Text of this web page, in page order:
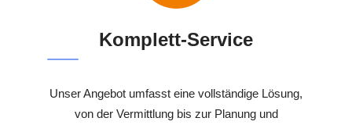
Komplett-Service
Unser Angebot umfasst eine vollständige Lösung,
von der Vermittlung bis zur Planung und